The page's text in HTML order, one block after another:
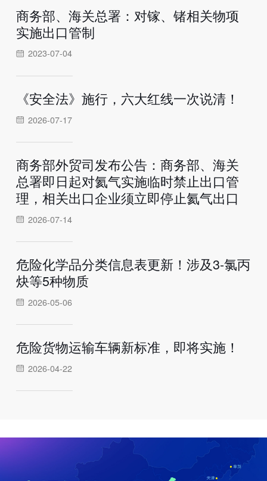
商务部、海关总署：对镓、锗相关物项
实施出口管制
2023-07-04
《安全法》施行，六大红线一次说清！
2026-07-17
商务部外贸司发布公告：商务部、海关
总署即日起对氦气实施临时禁止出口管
理，相关出口企业须立即停止氦气出口
2026-07-14
危险化学品分类信息表更新！涉及3-氯丙
炔等5种物质
2026-05-06
危险货物运输车辆新标准，即将实施！
2026-04-22